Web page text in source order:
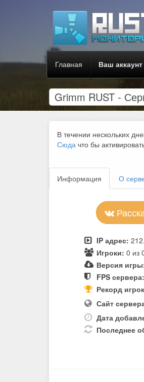
Главная Ваш аккаунт
Grimm RUST -
В течении нескольких
Сюда что бы
Информация О
IP адрес:
Игроки: 0 из
Версия
FPS сервера:
Рекорд
Сайт
Дата
Последнее